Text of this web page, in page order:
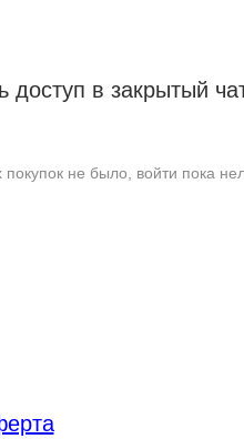
доступ в закрытый
не было, войти пока